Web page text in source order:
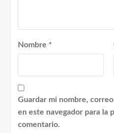
Nombre *
Guardar mi nombre,
en este navegador para la
comentario.